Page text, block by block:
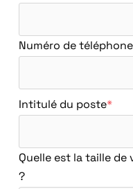
Numéro de téléphone
Intitulé du poste*
Quelle est la taille
?